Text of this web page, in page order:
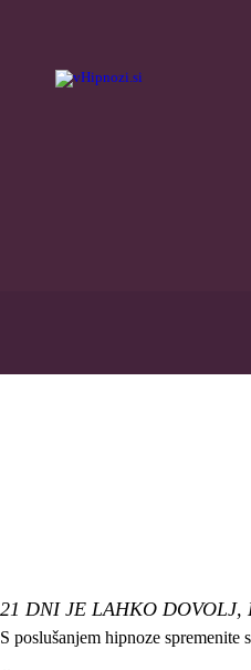
O MENI
21 DNI JE LAHKO DOVOLJ,
S poslušanjem hipnoze spremenite